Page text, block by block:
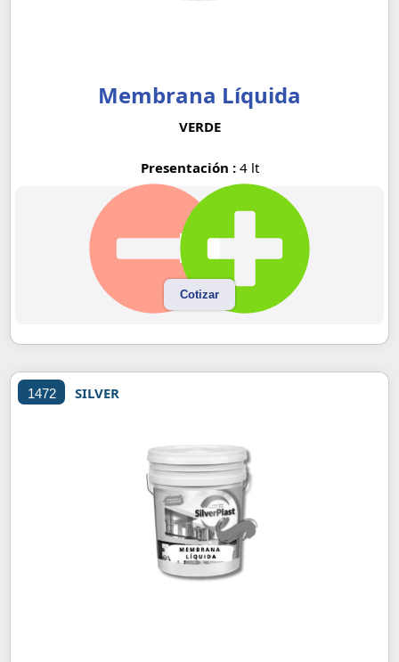
Membrana Líquida
VERDE
Presentación : 4 lt
Cotizar
1472 SILVER